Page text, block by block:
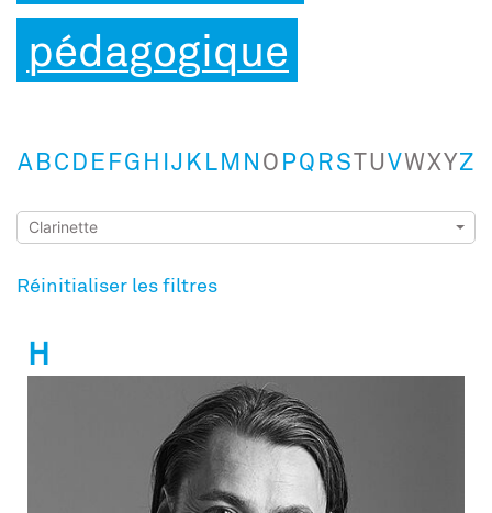
pédagogique
ABCDEFGH IJKLMNOPQRSTUVWXYZ
Réinitialiser les filtres
H